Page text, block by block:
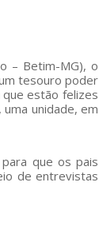
– Betim-MG), o
tesouro poder
estão felizes
unidade, em
que os pais
de entrevistas